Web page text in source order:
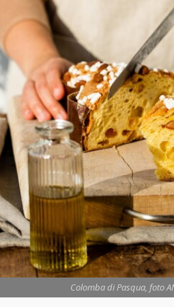
Colomba di Pasqua, foto